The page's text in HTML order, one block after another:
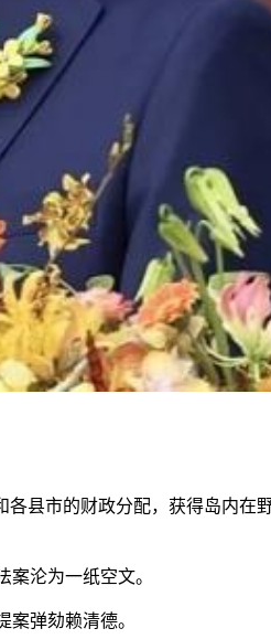
县市的财政分配，获得岛内在
沦为一纸空文。
弹劾赖清德。